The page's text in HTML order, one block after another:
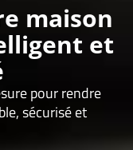
maison
et
pour rendre
sécurisé et